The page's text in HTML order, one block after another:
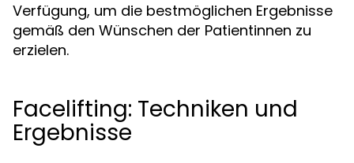
Verfügung, um die bestmöglichen Ergebnisse
gemäß den Wünschen der Patientinnen zu
erzielen.
Facelifting: Techniken und
Ergebnisse